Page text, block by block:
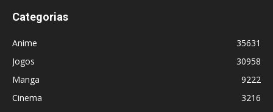
Categorias
Anime
35631
Jogos
30958
Manga
9222
Cinema
3216